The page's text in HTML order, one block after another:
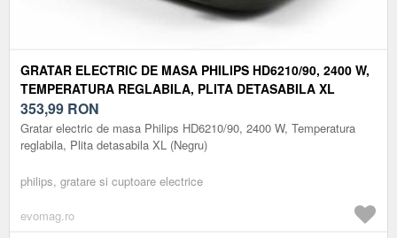
GRATAR ELECTRIC DE MASA PHILIPS HD6210/90, 2400 W,
TEMPERATURA REGLABILA, PLITA DETASABILA XL
(NEGRU)
353,99 RON
Gratar electric de masa Philips HD6210/90, 2400 W, Temperatura
reglabila, Plita detasabila XL (Negru)
philips, gratare si cuptoare electrice
evomag.ro